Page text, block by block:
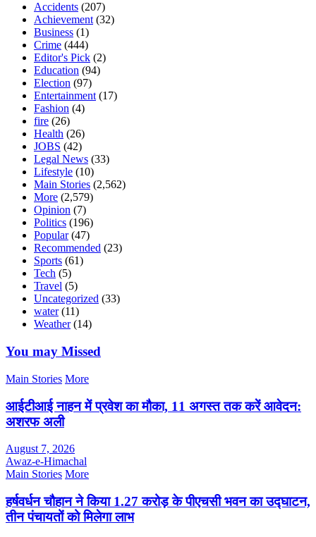
Accidents (207)
Achievement (32)
Business (1)
Crime (444)
Editor's Pick (2)
Education (94)
Election (97)
Entertainment (17)
Fashion (4)
fire (26)
Health (26)
JOBS (42)
Legal News (33)
Lifestyle (10)
Main Stories (2,562)
More (2,579)
Opinion (7)
Politics (196)
Popular(47)
Recommended (23)
Sports (61)
Tech (5)
Travel (5)
Uncategorized (33)
water(11)
Weather(14)
You may Missed
Main Stories More
आईटीआई नाहन में प्रवेश का मौका, 11 अगस्त तक करें आवेदन:
अशरफ अली
August 7, 2026
Awaz-e-Himachal
Main Stories More
हर्षवर्धन चौहान ने किया 1.27 करोड़ के पीएचसी भवन का उद्घाटन,
तीन पंचायतों को मिलेगा लाभ